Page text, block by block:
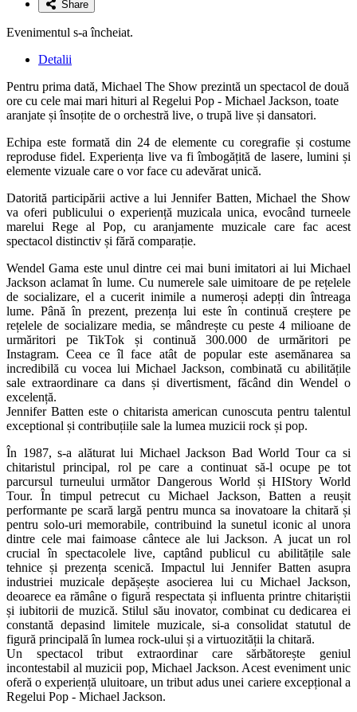
Share
Evenimentul s-a încheiat.
Detalii
Pentru prima dată, Michael The Show prezintă un spectacol de două
ore cu cele mai mari hituri al Regelui Pop - Michael Jackson, toate
aranjate și însoțite de o orchestră live, o trupă live și dansatori.
Echipa este formată din 24 de elemente cu coregrafie și costume
reproduse fidel. Experiența live va fi îmbogățită de lasere, lumini și
elemente vizuale care o vor face cu adevărat unică.
Datorită participării active a lui Jennifer Batten, Michael the Show
va oferi publicului o experiență muzicala unica, evocând turneele
marelui Rege al Pop, cu aranjamente muzicale care fac acest
spectacol distinctiv și fără comparație.
Wendel Gama este unul dintre cei mai buni imitatori ai lui Michael
Jackson aclamat în lume. Cu numerele sale uimitoare de pe rețelele
de socializare, el a cucerit inimile a numeroși adepți din întreaga
lume. Până în prezent, prezența lui este în continuă creștere pe
rețelele de socializare media, se mândrește cu peste 4 milioane de
urmăritori pe TikTok și continuă 300.000 de urmăritori pe
Instagram. Ceea ce îl face atât de popular este asemănarea sa
incredibilă cu vocea lui Michael Jackson, combinată cu abilitățile
sale extraordinare ca dans și divertisment, făcând din Wendel o
excelență.
Jennifer Batten este o chitarista american cunoscuta pentru talentul
exceptional și contribuțiile sale la lumea muzicii rock și pop.
În 1987, s-a alăturat lui Michael Jackson Bad World Tour ca si
chitaristul principal, rol pe care a continuat să-l ocupe pe tot
parcursul turneului următor Dangerous World și HIStory World
Tour. În timpul petrecut cu Michael Jackson, Batten a reușit
performante pe scară largă pentru munca sa inovatoare la chitară și
pentru solo-uri memorabile, contribuind la sunetul iconic al unora
dintre cele mai faimoase cântece ale lui Jackson. A jucat un rol
crucial în spectacolele live, captând publicul cu abilitățile sale
tehnice și prezența scenică. Impactul lui Jennifer Batten asupra
industriei muzicale depășește asocierea lui cu Michael Jackson,
deoarece ea rămâne o figură respectata și influenta printre chitariștii
și iubitorii de muzică. Stilul său inovator, combinat cu dedicarea ei
constantă depasind limitele muzicale, si-a consolidat statutul de
figură principală în lumea rock-ului și a virtuozității la chitară.
Un spectacol tribut extraordinar care sărbătorește geniul
incontestabil al muzicii pop, Michael Jackson. Acest eveniment unic
oferă o experiență uluitoare, un tribut adus unei cariere excepțional a
Regelui Pop - Michael Jackson.